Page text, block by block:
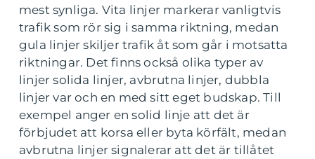
mest synliga. Vita linjer markerar vanligtvis
trafik som rör sig i samma riktning, medan
gula linjer skiljer trafik åt som går i motsatta
riktningar. Det finns också olika typer av
linjer solida linjer, avbrutna linjer, dubbla
linjer var och en med sitt eget budskap. Till
exempel anger en solid linje att det är
förbjudet att korsa eller byta körfält, medan
avbrutna linjer signalerar att det är tillåtet